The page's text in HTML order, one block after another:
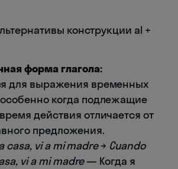
конструкции al +
форма глагола:
для выражения временных
когда подлежащие
действия отличается от
предложения.
casa, vi a mi madre→ Cuando
vi a mi madre— Когда я